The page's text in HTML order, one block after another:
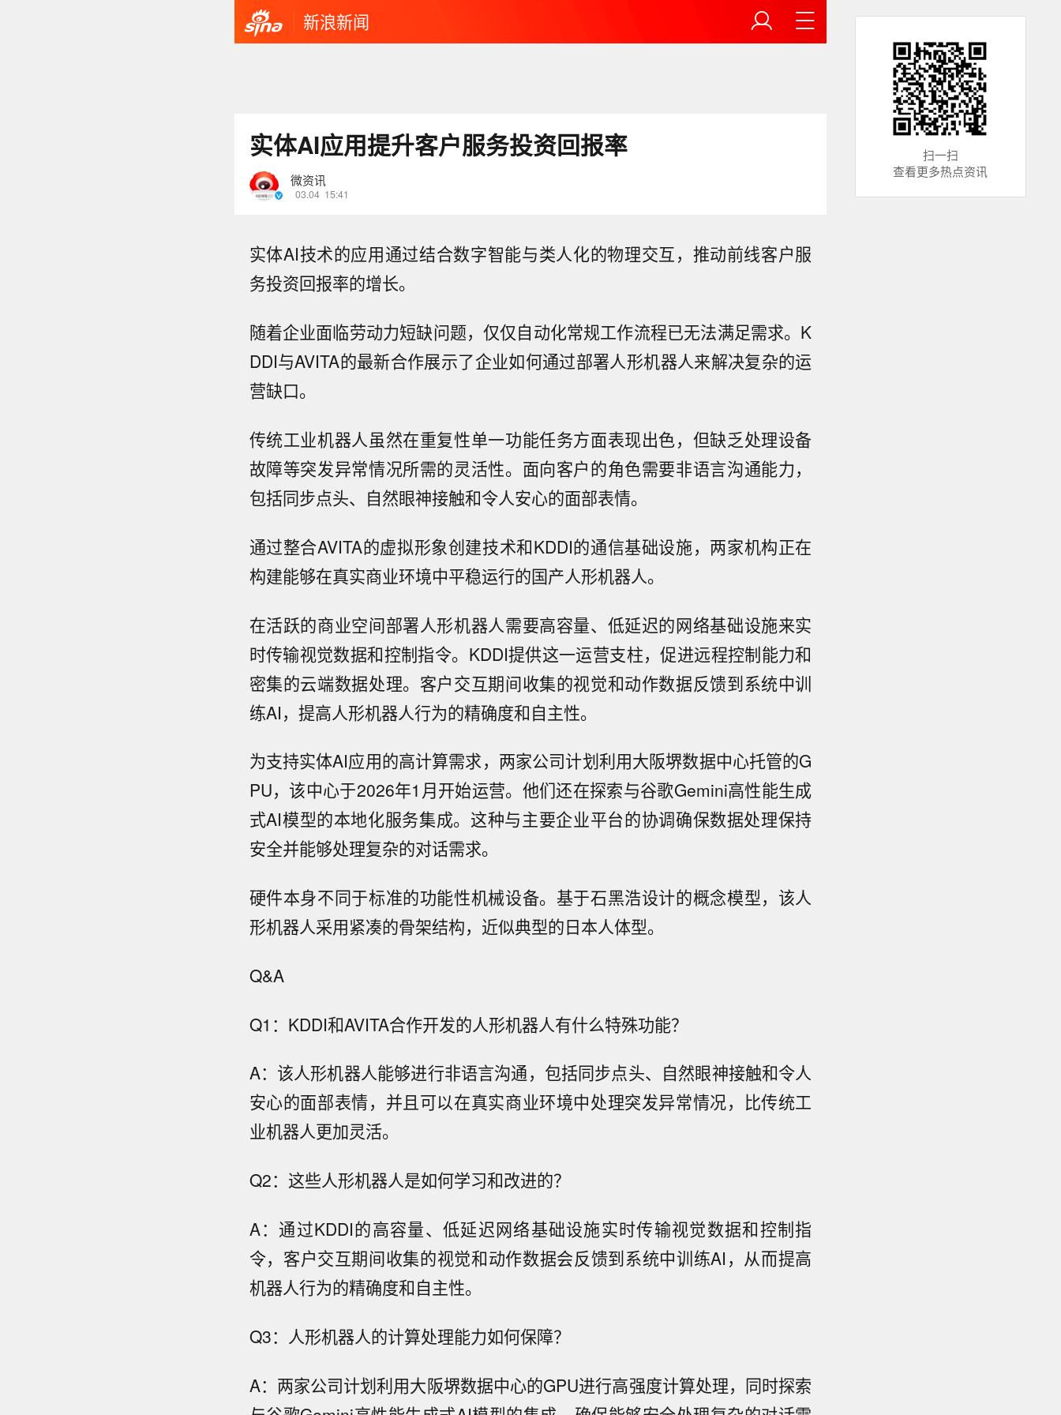
新浪新闻
实体AI应用提升客户服务投资回报率
微资讯
03.04 15:41
实体AI技术的应用通过结合数字智能与类人化的物理交互，推动前线客户服
务投资回报率的增长。
随着企业面临劳动力短缺问题，仅仅自动化常规工作流程已无法满足需求。K
DDI与AVITA的最新合作展示了企业如何通过部署人形机器人来解决复杂的运
营缺口。
传统工业机器人虽然在重复性单一功能任务方面表现出色，但缺乏处理设备
故障等突发异常情况所需的灵活性。面向客户的角色需要非语言沟通能力，
包括同步点头、自然眼神接触和令人安心的面部表情。
通过整合AVITA的虚拟形象创建技术和KDDI的通信基础设施，两家机构正在
构建能够在真实商业环境中平稳运行的国产人形机器人。
在活跃的商业空间部署人形机器人需要高容量、低延迟的网络基础设施来实
时传输视觉数据和控制指令。KDDI提供这一运营支柱，促进远程控制能力和
密集的云端数据处理。客户交互期间收集的视觉和动作数据反馈到系统中训
练AI，提高人形机器人行为的精确度和自主性。
为支持实体AI应用的高计算需求，两家公司计划利用大阪堺数据中心托管的G
PU，该中心于2026年1月开始运营。他们还在探索与谷歌Gemini高性能生成
式AI模型的本地化服务集成。这种与主要企业平台的协调确保数据处理保持
安全并能够处理复杂的对话需求。
硬件本身不同于标准的功能性机械设备。基于石黑浩设计的概念模型，该人
形机器人采用紧凑的骨架结构，近似典型的日本人体型。
Q&A
Q1：KDDI和AVITA合作开发的人形机器人有什么特殊功能？
A：该人形机器人能够进行非语言沟通，包括同步点头、自然眼神接触和令人
安心的面部表情，并且可以在真实商业环境中处理突发异常情况，比传统工
业机器人更加灵活。
Q2：这些人形机器人是如何学习和改进的？
A：通过KDDI的高容量、低延迟网络基础设施实时传输视觉数据和控制指
令，客户交互期间收集的视觉和动作数据会反馈到系统中训练AI，从而提高
机器人行为的精确度和自主性。
Q3：人形机器人的计算处理能力如何保障？
A：两家公司计划利用大阪堺数据中心的GPU进行高强度计算处理，同时探索
扫一扫
查看更多热点资讯